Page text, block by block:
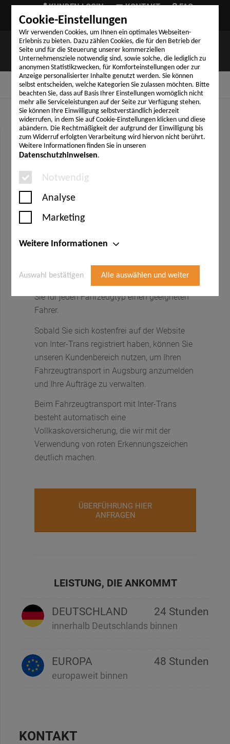
Cookie-Einstellungen
Wir verwenden Cookies, um Ihnen ein optimales Webseiten-
Erlebnis zu bieten. Dazu zählen Cookies, die für den Betrieb der
Seite und für die Steuerung unserer kommerziellen
Unternehmensziele notwendig sind, sowie solche, die lediglich zu
anonymen Statistikzwecken, für Komforteinstellungen oder zur
Anzeige personalisierter Inhalte genutzt werden. Sie können
selbst entscheiden, welche Kategorien Sie zulassen möchten. Bitte
beachten Sie, dass auf Basis Ihrer Einstellungen womöglich nicht
mehr alle Serviceleistungen auf der Seite zur Verfügung stehen.
Sie können Ihre Einwilligung selbstverständlich jederzeit
widerrufen, in dem Sie auf Cookie-Einstellungen klicken und diese
abändern. Die Rechtmäßigkeit der aufgrund der Einwilligung bis
zum Widerruf erfolgten Verarbeitung wird hiervon nicht berührt.
Weitere Informationen finden Sie in unseren
Datenschutzhinweisen.
Notwendig
Analyse
Marketing
Weitere Informationen
Auswahl bestätigen Alle auswählen und weiter
KUNDEN LOGIN KONTAKT
FAQ
TELEFON (+49) 9324 999-03
PKW Überführung Überführung anfragen Kunden Login
FAHRZEUGÜBERFÜHRUNG
AUGSBURG
Sie möchten Ihre Fahrzeugüberführung in
organisieren? Dann sind Sie bei uns genau
PKW seit 25 Jahren zuverlässig an den
gewünschten Zielstandort. Bei uns finden
Sie für jeden Fahrzeugtyp einen geeigneten
Fahrer.
Sobald Sie sich kostenfrei auf der Website
von Inter-Trans registriert haben, können Sie
unseren Kundenbereich nutzen, um Ihren
Fahrzeugtransport in Augsburg anzumelden
und Ihre Aufträge zu verwalten.
Beim Fahrzeugtransport mit Inter-Trans
besteht automatisch eine
Vollkaskoversicherung, die wir mit der
Verwendung von roten Erkennungszeichen
deutlich machen.
ÜBERFÜHRUNG HIER
ANFRAGEN
LEISTUNG, DIE ANKOMMT
DEUTSCHLAND 24 Stunden
innerhalb Deutschlands binnen
EUROPA 48 Stunden
europaweit binnen
KONTAKT